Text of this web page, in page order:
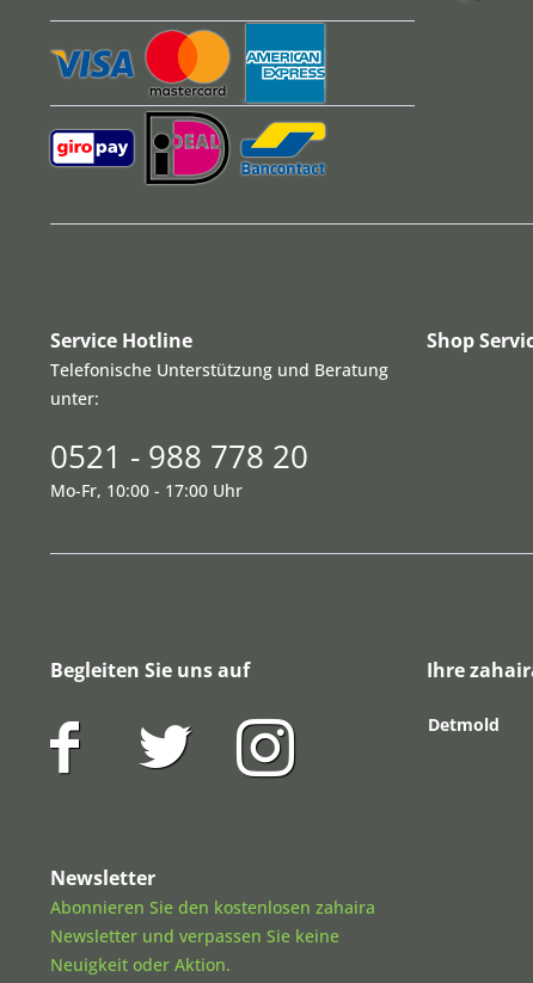
Service Hotline
Telefonische Unterstützung und Beratung
unter:
0521 - 988 778 20
Mo-Fr, 10:00 - 17:00 Uhr
Shop
Begleiten Sie uns auf
Newsletter
Abonnieren Sie den kostenlosen zahaira
Newsletter und verpassen Sie keine
Neuigkeit oder Aktion.
Ihre
Detmold